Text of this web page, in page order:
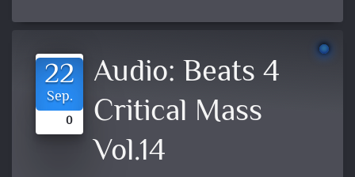
22
Sep.
0
Audio: Beats 4
Critical Mass
Vol.14